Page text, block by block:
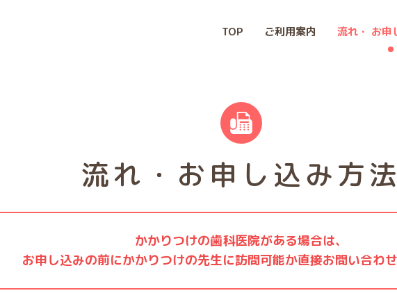
TOP ご利用案内 流れ・ お申
流れ・お申し込み方
かかりつけの歯科医院がある場合は、
お申し込みの前にかかりつけの先生に訪問可能か直接お問い合わ